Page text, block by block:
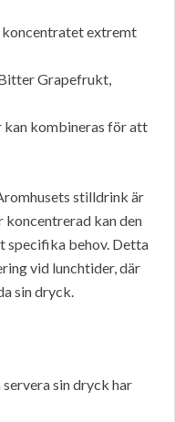
koncentratet extremt
Grapefrukt,
kan kombineras för att
stilldrink är
kan den
specifika behov. Detta
vid lunchtider, där
sin dryck.
sin dryck har